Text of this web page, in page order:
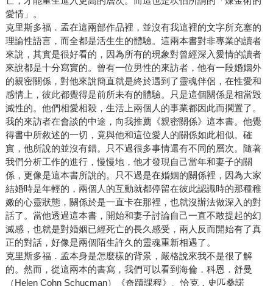
愛情」。
克里斯多福．孟在這兩部作品裡，並沒有我這裡的文字所充塞的
理論性語言，而全都是活生生的體驗。這兩本書對非專業的讀者
來說，其實是很好看的，因為所有的現象對曾經深入愛情的讀者
來說都是十分寫實的。曾有一位男性的來訪者，他有一段婚姻外
的親密關係，對他來說簡直就是終於遇到了靈魂伴侶，在性愛和
感情上，彼此都覺得是前所未有的體驗。只是這個關係是相當毁
滅性的。他們相愛相殺，生活上兩個人的事業都因此而擱置了。
我的來訪者在會談的中途，向我推薦《親密關係》這本書。他覺
得書中所敘述的一切，竟與他和這位愛人的關係如此相似。確
實，他所說的並沒有錯。只不過很多事情還有不同的層次。隨著
我們分析工作的進行，慢慢地，他才發現自己當年和妻子的關
係，更像是這本書所說的。只不過是在婚姻的關係裡，因為大家
結婚時是年輕的，兩個人的互動就都停留在彼此認識時的那種稚
嫩的心靈狀態，關係於是一直卡在那裡，也就沒辦法做深入的對
話了。當他透過這本書，開始和妻子討論自己一直不敢提起的幻
滅感，也就是對婚姻已經死亡的長久感受，兩人反而開始有了真
正的對話，好像是兩個陌生許久的靈魂重新相遇了。
克里斯多福．孟本身是怎麼樣的背景，嚴格說來我不是很了解
的。然而，從這兩本的書寫，我們可以看到海倫．科恩．舒曼
（Helen Cohn Schucman）《奇蹟課程》、恰克．史匹桑諾